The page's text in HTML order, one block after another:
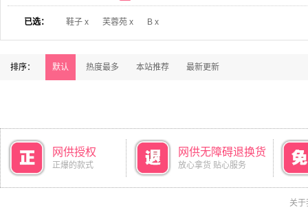
已选： 鞋子 x 芙蓉苑 x B x
排序： 默认 热度最多 本站推荐 最新更新
网供授权
正爆的款式
网供无障碍退换货
放心拿货 贴心服务
关于